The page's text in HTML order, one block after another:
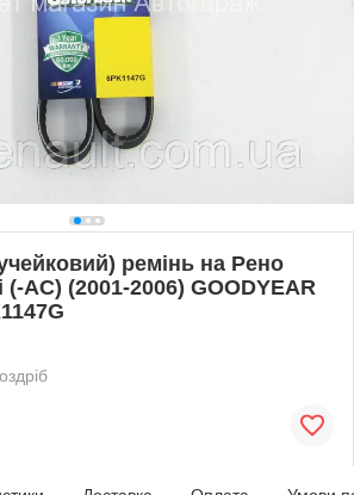
ремінь на Рено
AC) (2001-2006) GOODYEAR